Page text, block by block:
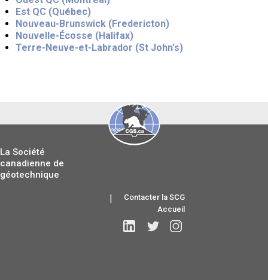
Est QC (Québec)
Nouveau-Brunswick (Fredericton)
Nouvelle-Écosse (Halifax)
Terre-Neuve-et-Labrador (St John's)
La Société
canadienne de
géotechnique
Contacter la SCG
|
Accueil